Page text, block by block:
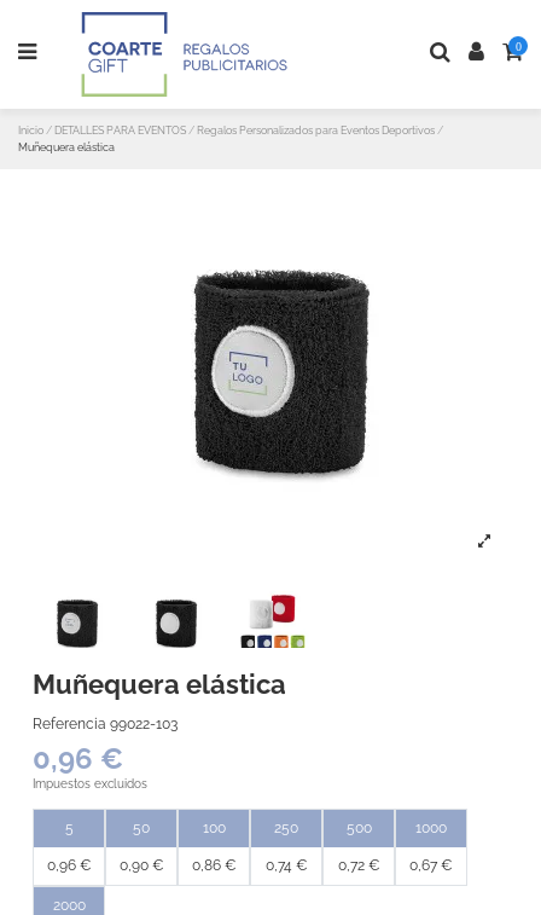
0
Inicio DETALLES PARA EVENTOS
Regalos Personalizados para Eventos Deportivos
Muñequera elástica
Muñequera elástica
Referencia 99022-103
0,96 €
Impuestos excluidos
5
0,96 €
50
0,90 €
100
0,86 €
250
0,74 €
500
0,72 €
1000
0,67 €
2000